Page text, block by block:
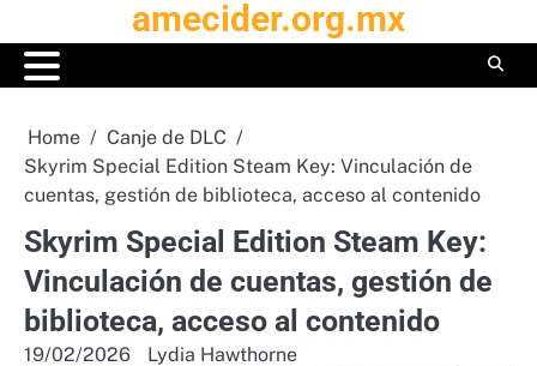
to
content
amecider.org.mx
Home
Canje de DLC
Skyrim Special Edition Steam Key: Vinculación de
cuentas, gestión de biblioteca, acceso al contenido
Skyrim Special Edition Steam Key:
Vinculación de cuentas, gestión de
biblioteca, acceso al contenido
19/02/2026 Lydia Hawthorne